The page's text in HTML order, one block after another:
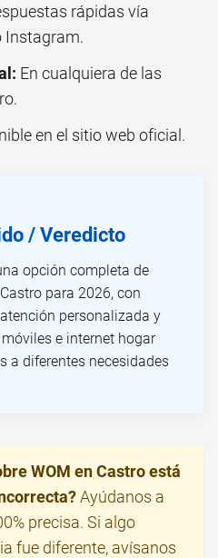
rápidas vía
Instagram.
En cualquiera de las
en el sitio web oficial.
/ Veredicto
opción completa de
para 2026, con
personalizada y
e internet hogar
a diferentes necesidades
WOM en Castro está
Ayúdanos a
precisa. Si algo
fue diferente, avísanos